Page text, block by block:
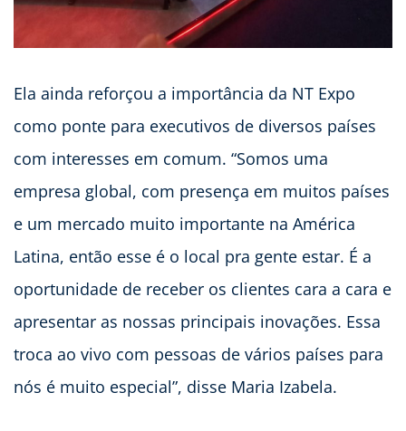
Ela ainda reforçou a importância da NT Expo
como ponte para executivos de diversos países
com interesses em comum. “Somos uma
empresa global, com presença em muitos países
e um mercado muito importante na América
Latina, então esse é o local pra gente estar. É a
oportunidade de receber os clientes cara a cara e
apresentar as nossas principais inovações. Essa
troca ao vivo com pessoas de vários países para
nós é muito especial”, disse Maria Izabela.